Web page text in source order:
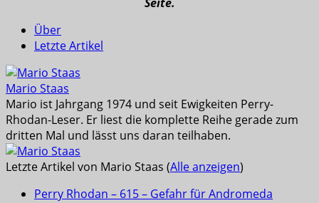
Über
Letzte Artikel
Mario Staas
Mario ist Jahrgang 1974 und seit Ewigkeiten Perry-
Rhodan-Leser. Er liest die komplette Reihe gerade zum
dritten Mal und lässt uns daran teilhaben.
Letzte Artikel von Mario Staas (Alle anzeigen)
Perry Rhodan – 615 – Gefahr für Andromeda